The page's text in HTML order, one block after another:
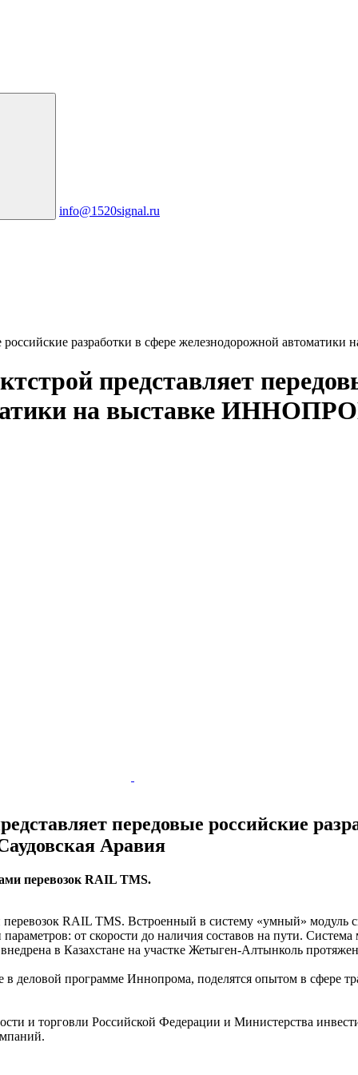
info@1520signal.ru
российские разработки в сфере железнодорожной
представляет
на выставке
передовые российские
Аравия
перевозок RAIL TMS.
RAIL TMS. Встроенный в систему «умный» модуль
от скорости до наличия составов на пути.
в Казахстане на участке Жетыген-Алтынколь
деловой программе Иннопрома, поделятся опытом в сфере
и торговли Российской Федерации и Министерства